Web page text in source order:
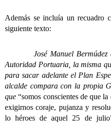
Además se incluía un recuadro
siguiente texto:
José Manuel Bermúdez
Autoridad Portuaria, la misma
para sacar adelante el Plan
alcalde compara con la propia
que“somos conscientes de que
exigirnos coraje, pujanza y
lo héroes de aquel 25 de